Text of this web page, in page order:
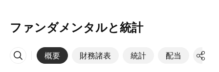
ファンダメンタルと統計
概要 財務諸表 統計 配当 決算
その他